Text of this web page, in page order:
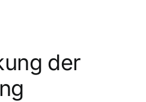
der